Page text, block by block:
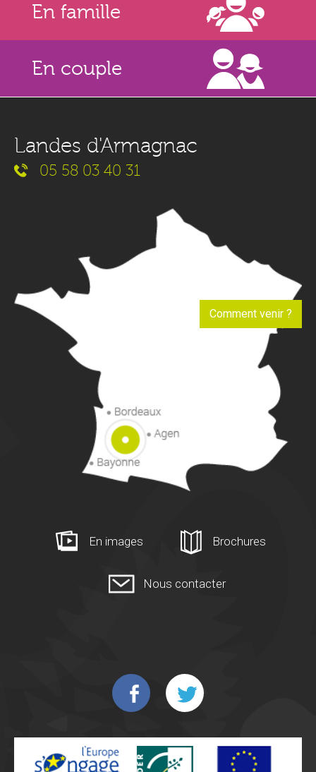
En famille
En couple
Landes d'Armagnac
05 58 03 40 31
Comment venir ?
En images Brochures
Nous contacter